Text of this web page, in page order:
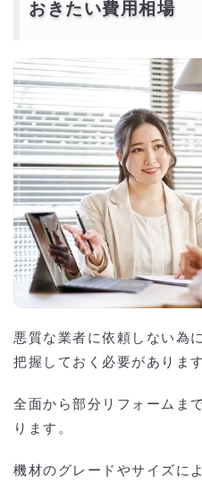
おきたい費用相場
悪質な業者に依頼しない為
把握しておく必要があります
全面から部分リフォームま
ります。
機材のグレードやサイズに